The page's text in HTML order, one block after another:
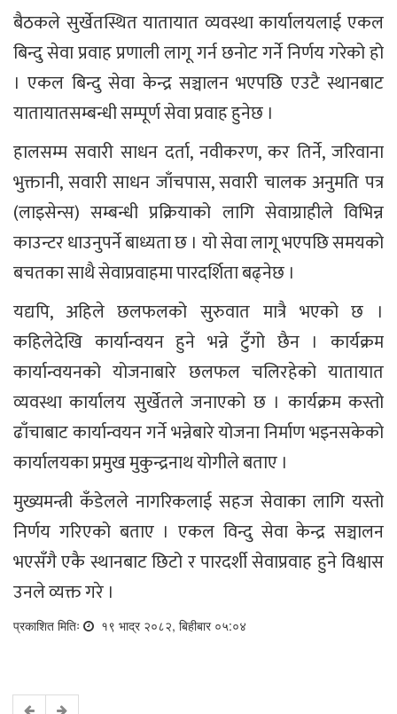
बैठकले सुर्खेतस्थित यातायात व्यवस्था कार्यालयलाई एकल
बिन्दु सेवा प्रवाह प्रणाली लागू गर्न छनोट गर्ने निर्णय गरेको हो
। एकल बिन्दु सेवा केन्द्र सञ्चालन भएपछि एउटै स्थानबाट
यातायातसम्बन्धी सम्पूर्ण सेवा प्रवाह हुनेछ ।
हालसम्म सवारी साधन दर्ता, नवीकरण, कर तिर्ने, जरिवाना
भुक्तानी, सवारी साधन जाँचपास, सवारी चालक अनुमति पत्र
(लाइसेन्स) सम्बन्धी प्रक्रियाको लागि सेवाग्राहीले विभिन्न
काउन्टर धाउनुपर्ने बाध्यता छ । यो सेवा लागू भएपछि समयको
बचतका साथै सेवाप्रवाहमा पारदर्शिता बढ्नेछ ।
यद्यपि, अहिले छलफलको सुरुवात मात्रै भएको छ ।
कहिलेदेखि कार्यान्वयन हुने भन्ने टुँगो छैन । कार्यक्रम
कार्यान्वयनको योजनाबारे छलफल चलिरहेको यातायात
व्यवस्था कार्यालय सुर्खेतले जनाएको छ । कार्यक्रम कस्तो
ढाँचाबाट कार्यान्वयन गर्ने भन्नेबारे योजना निर्माण भइनसकेको
कार्यालयका प्रमुख मुकुन्द्रनाथ योगीले बताए ।
मुख्यमन्त्री कँडेलले नागरिकलाई सहज सेवाका लागि यस्तो
निर्णय गरिएको बताए । एकल विन्दु सेवा केन्द्र सञ्चालन
भएसँगै एकै स्थानबाट छिटो र पारदर्शी सेवाप्रवाह हुने विश्वास
उनले व्यक्त गरे ।
प्रकाशित मितिः १९ भाद्र २०८२, बिहीबार ०५:०४